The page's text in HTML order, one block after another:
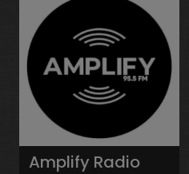
Amplify Radio